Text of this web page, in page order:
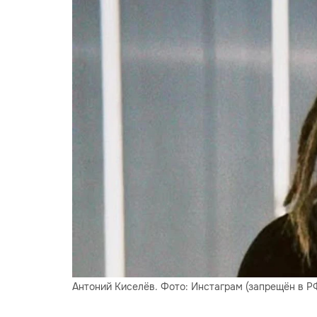
Антоний Киселёв. Фото: Инстаграм (запрещён в